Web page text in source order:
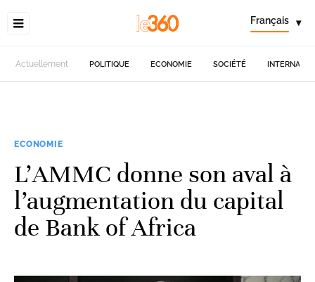
Français ▾
Actuellement POLITIQUE ECONOMIE SOCIÉTÉ
ECONOMIE
L'AMMC donne son aval à
l’augmentation du capital
de Bank of Africa